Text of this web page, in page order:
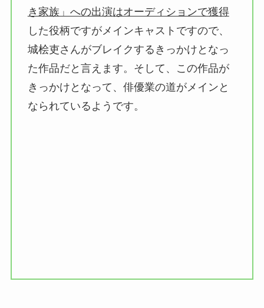
き家族」への出演はオーディションで獲得
した役柄ですがメインキャストですので、
城桧吏さんがブレイクするきっかけとなっ
た作品だと言えます。そして、この作品が
きっかけとなって、俳優業の道がメインと
なられているようです。